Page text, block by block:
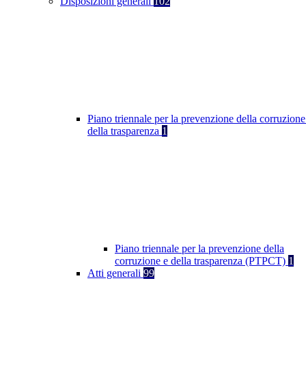
Piano triennale per la prevenzione della
della trasparenza 1
Piano triennale per la prevenzione della
corruzione e della trasparenza (PTPCT) 1
Atti generali 99